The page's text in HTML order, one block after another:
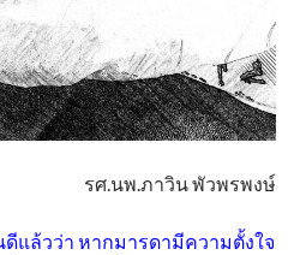
รศ.นพ.ภาวิน พัวพรพงษ์
แล้วว่า หากมารดามีความตั้งใจ